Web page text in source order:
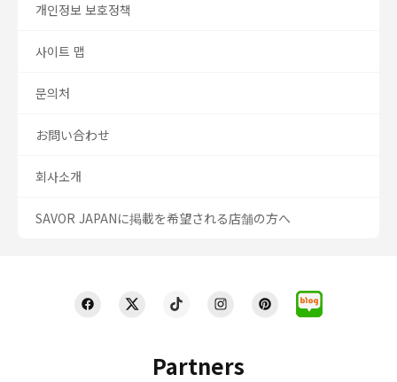
Partners
개인정보 보호정책
사이트 맵
문의처
お問い合わせ
회사소개
SAVOR JAPANに掲載を希望される店舗の方へ